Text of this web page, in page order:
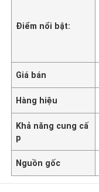
Điểm nổi bật:
Giá bán
Hàng hiệu
Khả năng cung cấ
p
Nguồn gốc